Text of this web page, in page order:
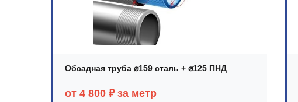
Обсадная труба ⌀159 сталь + ⌀125 ПНД
от 4 800 ₽ за метр